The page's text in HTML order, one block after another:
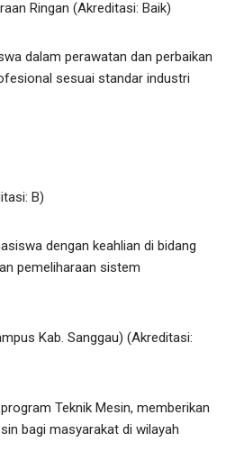
Ringan (Akreditasi: Baik)
dalam perawatan dan perbaikan
sesuai standar industri
B)
dengan keahlian di bidang
pemeliharaan sistem
Kab. Sanggau) (Akreditasi:
Teknik Mesin, memberikan
bagi masyarakat di wilayah